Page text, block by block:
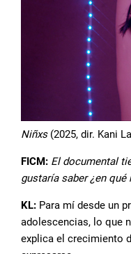
Niñxs(2025, dir. Kani
FICM: El documental
gustaría saber ¿en
KL: Para mí desde un
adolescencias, lo que
explica el crecimiento